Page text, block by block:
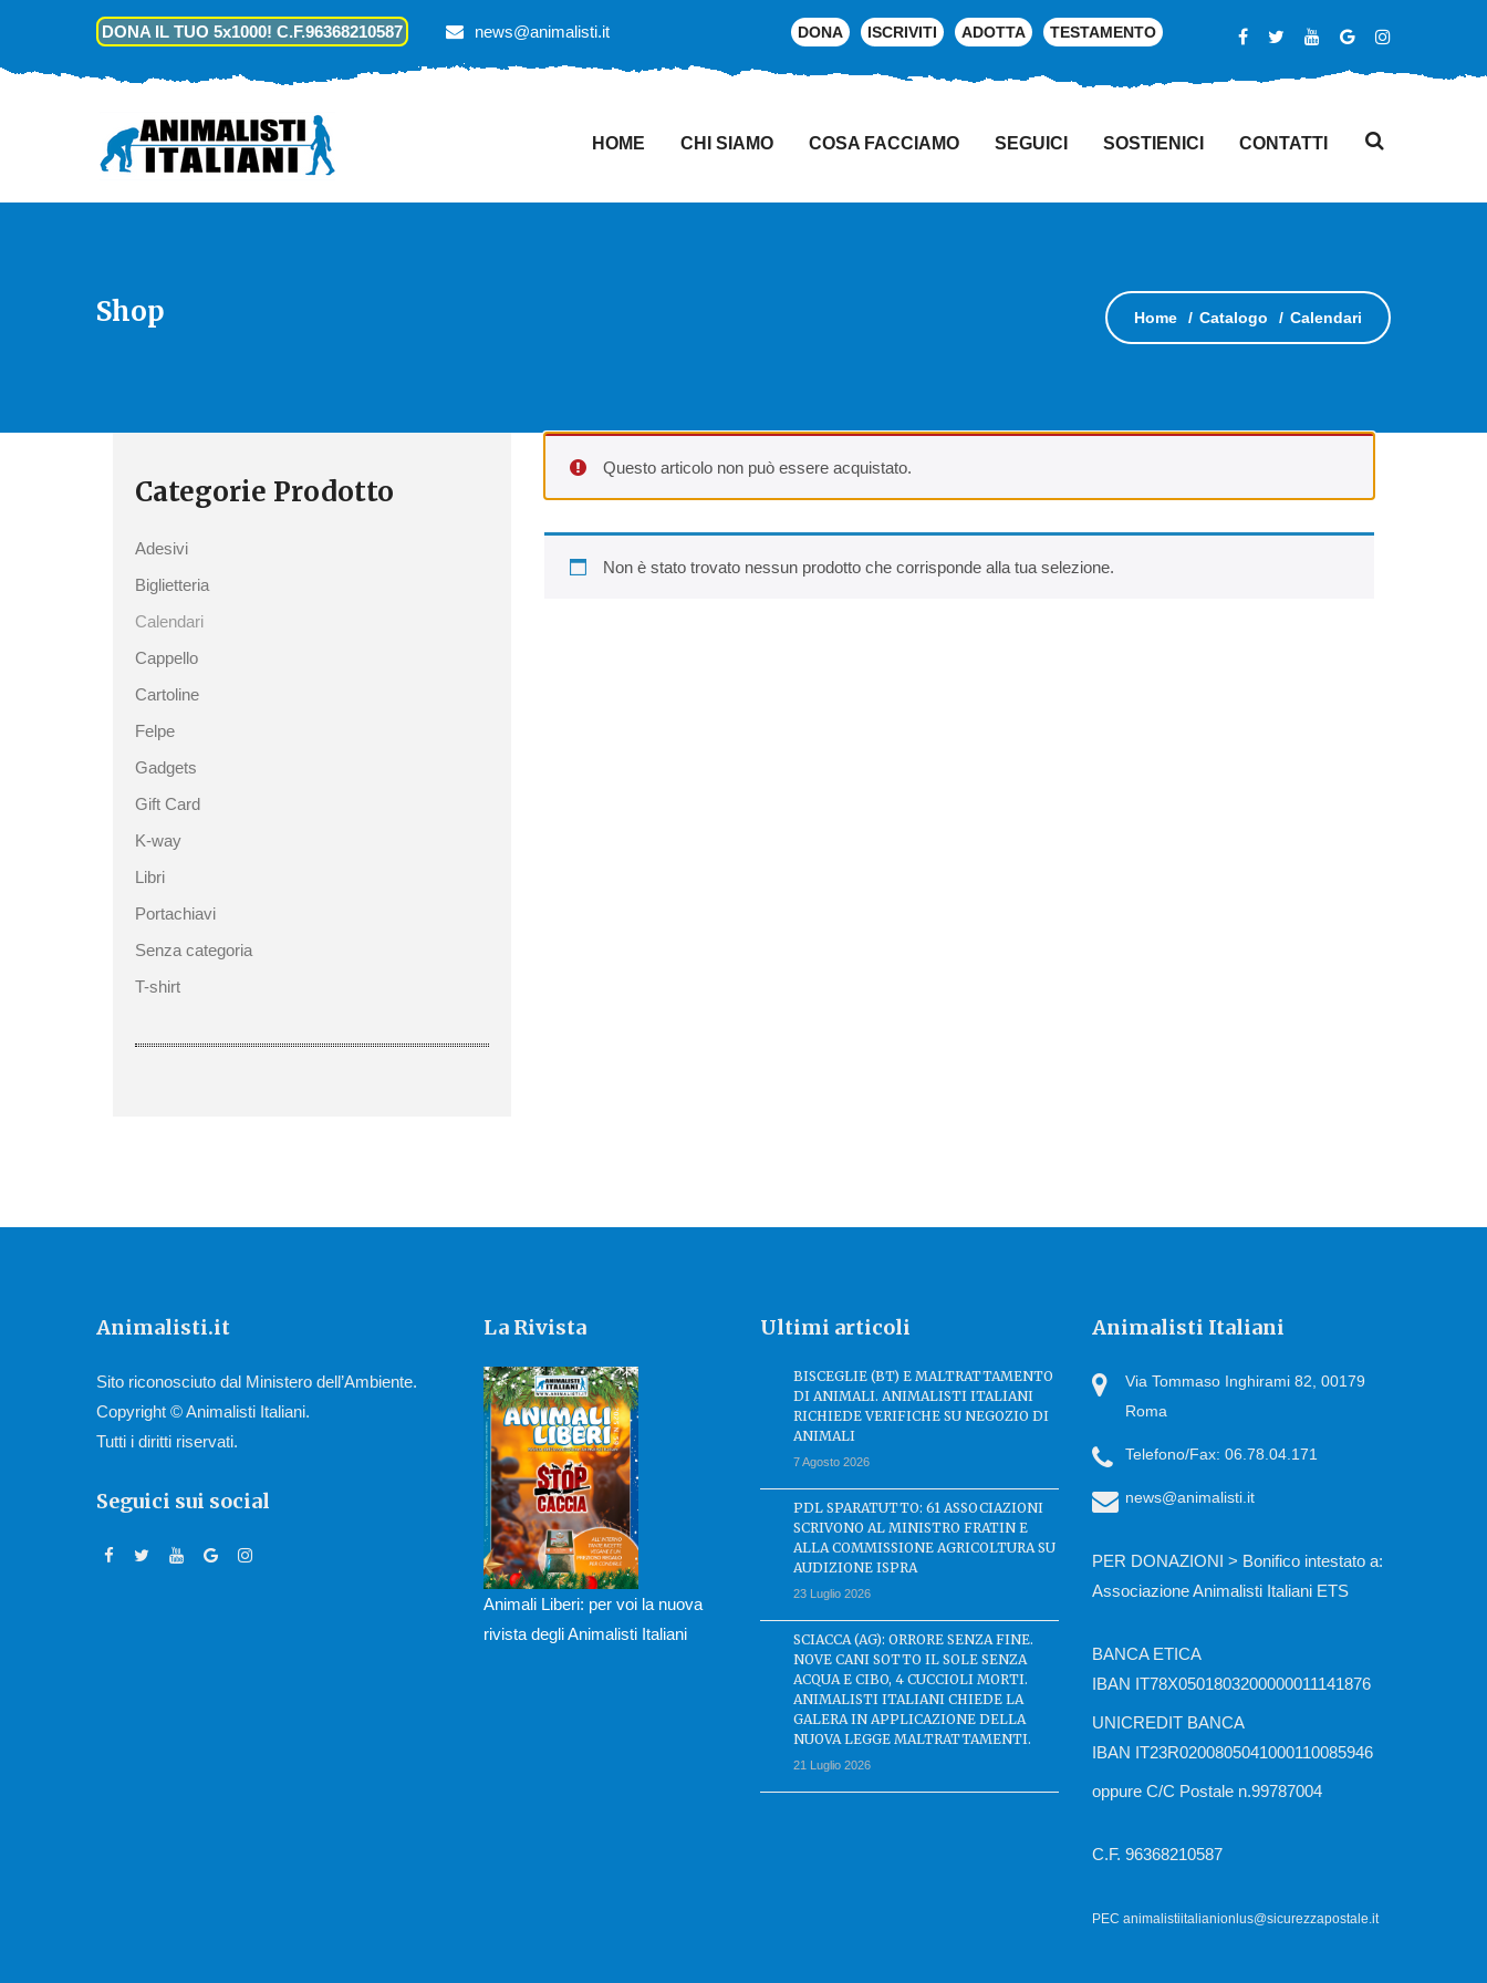
DONA IL TUO 5x1000! C.F.96368210587 news@animalisti.it DONA ISCRIVITI ADOTTA TESTAMENTO
HOME CHI SIAMO COSA FACCIAMO SEGUICI SOSTIENICI CONTATTI
Shop Home Catalogo Calendari
Categorie Prodotto
Adesivi
Biglietteria
Calendari
Cappello
Cartoline
Felpe
Gadgets
Gift Card
K-way
Libri
Portachiavi
Senza categoria
T-shirt
Questo articolo non può essere acquistato.
Non è stato trovato nessun prodotto che corrisponde alla tua selezione.
Animalisti.it
Sito riconosciuto dal Ministero dell’Ambiente.
Copyright © Animalisti Italiani.
Tutti i diritti riservati.
Seguici sui social
La Rivista
Animali Liberi: per voi la nuova
rivista degli Animalisti Italiani
Ultimi articoli
BISCEGLIE (BT) E MALTRATTAMENTO
DI ANIMALI. ANIMALISTI ITALIANI
RICHIEDE VERIFICHE SU NEGOZIO DI
ANIMALI
7 Agosto 2026
PDL SPARATUTTO: 61 ASSOCIAZIONI
SCRIVONO AL MINISTRO FRATIN E
ALLA COMMISSIONE AGRICOLTURA SU
AUDIZIONE ISPRA
23 Luglio 2026
SCIACCA (AG): ORRORE SENZA FINE.
NOVE CANI SOTTO IL SOLE SENZA
ACQUA E CIBO, 4 CUCCIOLI MORTI.
ANIMALISTI ITALIANI CHIEDE LA
GALERA IN APPLICAZIONE DELLA
NUOVA LEGGE MALTRATTAMENTI.
21 Luglio 2026
Animalisti Italiani
Via Tommaso Inghirami 82, 00179
Roma
Telefono/Fax: 06.78.04.171
news@animalisti.it
PER DONAZIONI > Bonifico intestato a:
Associazione Animalisti Italiani ETS
BANCA ETICA
IBAN IT78X0501803200000011141876
UNICREDIT BANCA
IBAN IT23R0200805041000110085946
oppure C/C Postale n.99787004
C.F. 96368210587
PEC animalistiitalianionlus@sicurezzapostale.it